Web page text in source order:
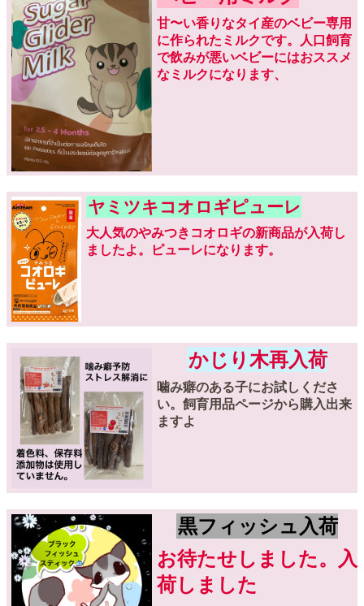
甘〜い香りなタイ産のベビー専用
に作られたミルクです。人口飼育
で飲みが悪いベビーにはおススメ
なミルクになります、
ヤミツキコオロギピューレ
大人気のやみつきコオロギの新商品が入荷し
ましたよ。ピューレになります。
かじり木再入荷
噛み癖のある子にお試しくださ
い。飼育用品ページから購入出来
ますよ
黒フィッシュ入荷
お待たせしました。入
荷しました